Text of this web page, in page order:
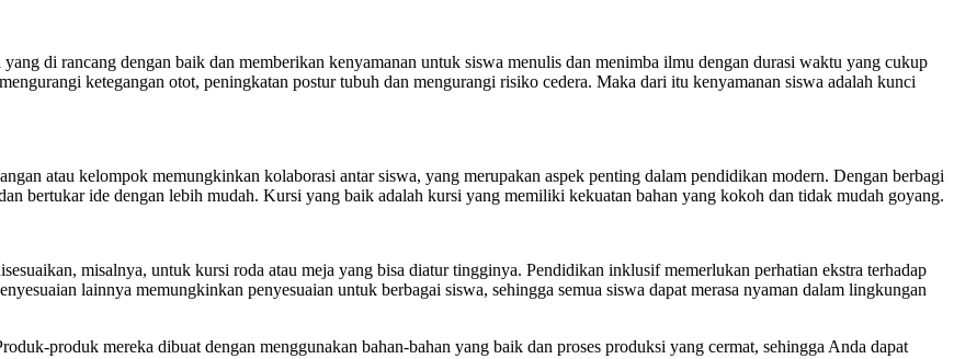
di rancang dengan baik dan memberikan kenyamanan untuk siswa menulis dan menimba ilmu dengan durasi waktu yang cukup
ketegangan otot, peningkatan postur tubuh dan mengurangi risiko cedera. Maka dari itu kenyamanan siswa adalah kunci
atau kelompok memungkinkan kolaborasi antar siswa, yang merupakan aspek penting dalam pendidikan modern. Dengan berbagi
bertukar ide dengan lebih mudah. Kursi yang baik adalah kursi yang memiliki kekuatan bahan yang kokoh dan tidak mudah goyang.
misalnya, untuk kursi roda atau meja yang bisa diatur tingginya. Pendidikan inklusif memerlukan perhatian ekstra terhadap
lainnya memungkinkan penyesuaian untuk berbagai siswa, sehingga semua siswa dapat merasa nyaman dalam lingkungan
produk mereka dibuat dengan menggunakan bahan-bahan yang baik dan proses produksi yang cermat, sehingga Anda dapat